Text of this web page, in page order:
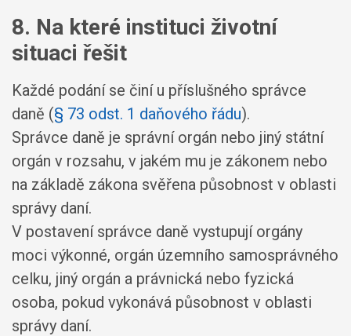
8. Na které instituci životní
situaci řešit
Každé podání se činí u příslušného správce
daně (§ 73 odst. 1 daňového řádu).
Správce daně je správní orgán nebo jiný státní
orgán v rozsahu, v jakém mu je zákonem nebo
na základě zákona svěřena působnost v oblasti
správy daní.
V postavení správce daně vystupují orgány
moci výkonné, orgán územního samosprávného
celku, jiný orgán a právnická nebo fyzická
osoba, pokud vykonává působnost v oblasti
správy daní.